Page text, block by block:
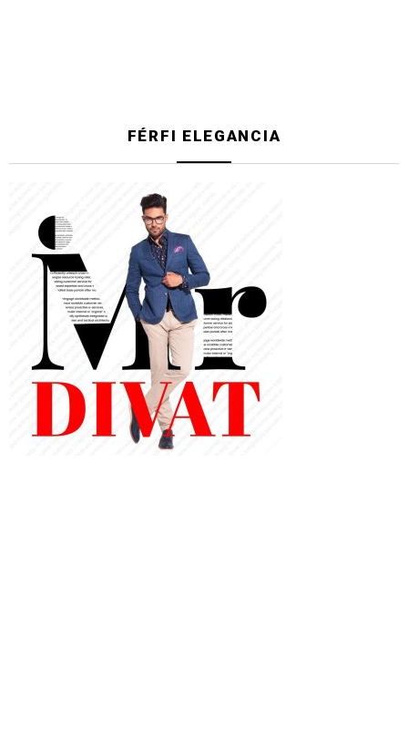
FÉRFI ELEGANCIA